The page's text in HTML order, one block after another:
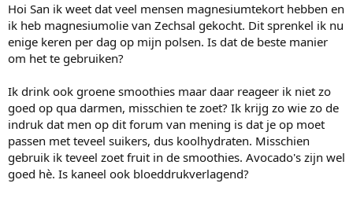
Hoi San ik weet dat veel mensen magnesiumtekort hebben en
ik heb magnesiumolie van Zechsal gekocht. Dit sprenkel ik nu
enige keren per dag op mijn polsen. Is dat de beste manier
om het te gebruiken?
Ik drink ook groene smoothies maar daar reageer ik niet zo
goed op qua darmen, misschien te zoet? Ik krijg zo wie zo de
indruk dat men op dit forum van mening is dat je op moet
passen met teveel suikers, dus koolhydraten. Misschien
gebruik ik teveel zoet fruit in de smoothies. Avocado's zijn wel
goed hè. Is kaneel ook bloeddrukverlagend?